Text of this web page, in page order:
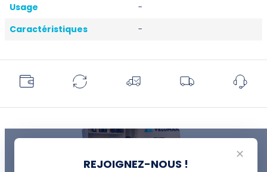
Usage
-
Caractéristiques
-
✕
REJOIGNEZ-NOUS !